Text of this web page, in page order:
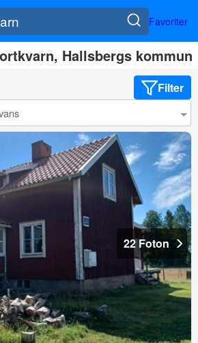
Favoriter
Hallsbergs kommun
Filter
22 Foton